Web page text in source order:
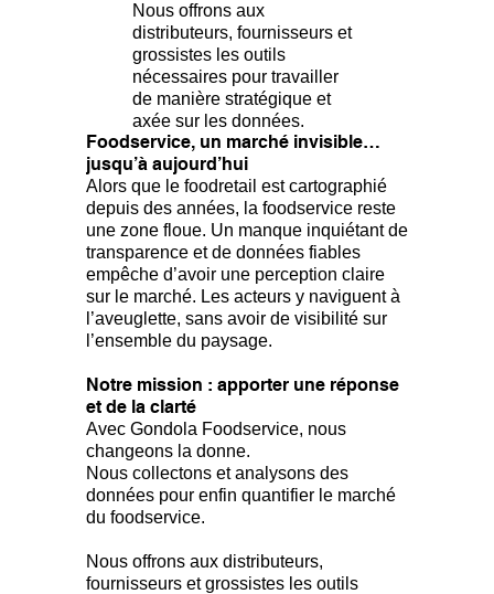
Nous offrons aux
distributeurs, fournisseurs et
grossistes les outils
nécessaires pour travailler
de manière stratégique et
axée sur les données.
Foodservice, un marché invisible…
jusqu’à aujourd’hui
Alors que le foodretail est cartographié
depuis des années, la foodservice reste
une zone floue. Un manque inquiétant de
transparence et de données fiables
empêche d’avoir une perception claire
sur le marché. Les acteurs y naviguent à
l’aveuglette, sans avoir de visibilité sur
l’ensemble du paysage.
Notre mission : apporter une réponse
et de la clarté
Avec Gondola Foodservice, nous
changeons la donne.
Nous collectons et analysons des
données pour enfin quantifier le marché
du foodservice.
Nous offrons aux distributeurs,
fournisseurs et grossistes les outils